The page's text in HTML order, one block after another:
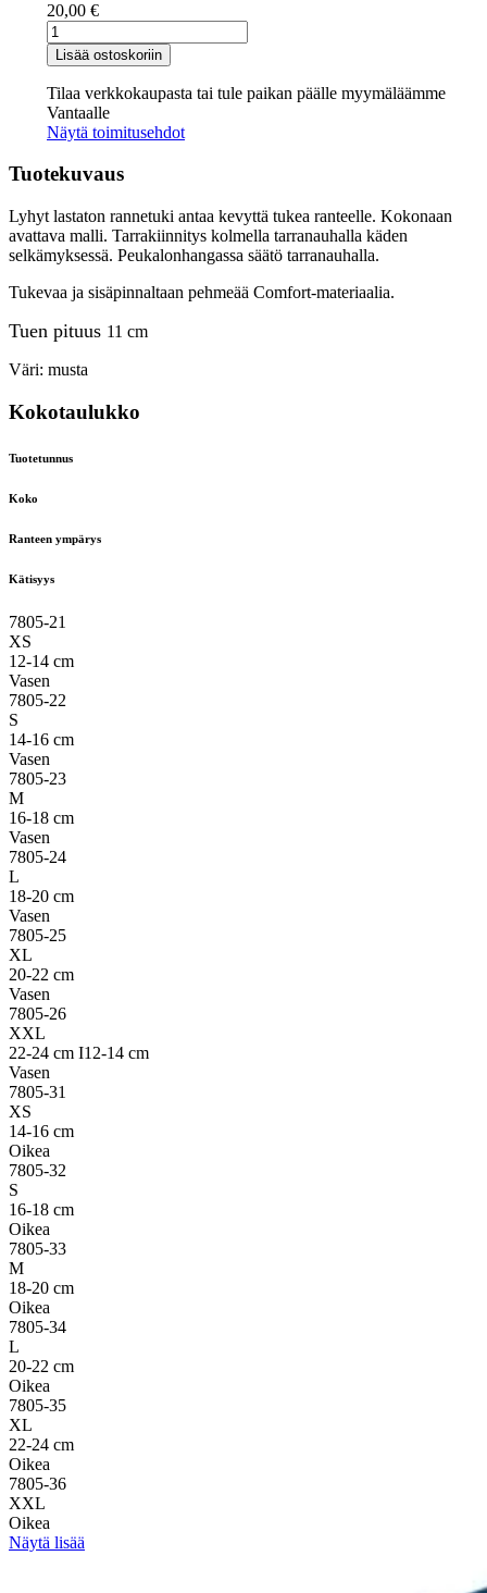
20,00 €
Easy
Comfort
määrä
Lisää ostoskoriin
Tilaa verkkokaupasta tai tule paikan päälle myymäläämme
Vantaalle
Näytä toimitusehdot
Tuotekuvaus
Lyhyt lastaton rannetuki antaa kevyttä tukea ranteelle. Kokonaan
avattava malli. Tarrakiinnitys kolmella tarranauhalla käden
selkämyksessä. Peukalonhangassa säätö tarranauhalla.
Tukevaa ja sisäpinnaltaan pehmeää Comfort-materiaalia.
Tuen pituus 11 cm
Väri: musta
Kokotaulukko
Tuotetunnus
Koko
Ranteen ympärys
Kätisyys
7805-21
XS
12-14 cm
Vasen
7805-22
S
14-16 cm
Vasen
7805-23
M
16-18 cm
Vasen
7805-24
L
18-20 cm
Vasen
7805-25
XL
20-22 cm
Vasen
7805-26
XXL
22-24 cm I12-14 cm
Vasen
7805-31
XS
14-16 cm
Oikea
7805-32
S
16-18 cm
Oikea
7805-33
M
18-20 cm
Oikea
7805-34
L
20-22 cm
Oikea
7805-35
XL
22-24 cm
Oikea
7805-36
XXL
Oikea
Näytä lisää